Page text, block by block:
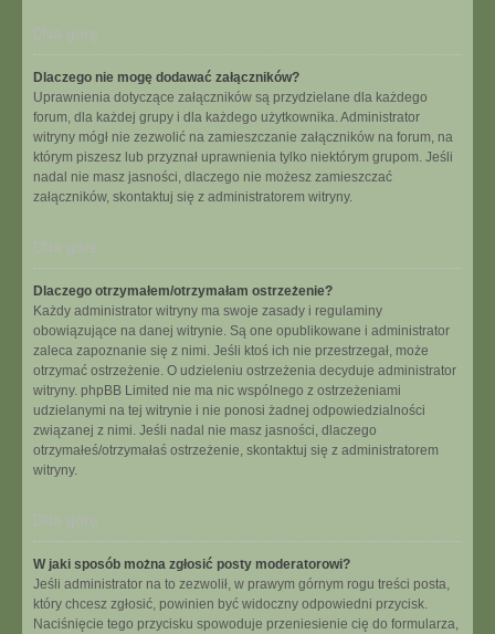
Na górę
Dlaczego nie mogę dodawać załączników?
Uprawnienia dotyczące załączników są przydzielane dla każdego
forum, dla każdej grupy i dla każdego użytkownika. Administrator
witryny mógł nie zezwolić na zamieszczanie załączników na forum, na
którym piszesz lub przyznał uprawnienia tylko niektórym grupom. Jeśli
nadal nie masz jasności, dlaczego nie możesz zamieszczać
załączników, skontaktuj się z administratorem witryny.
Na górę
Dlaczego otrzymałem/otrzymałam ostrzeżenie?
Każdy administrator witryny ma swoje zasady i regulaminy
obowiązujące na danej witrynie. Są one opublikowane i administrator
zaleca zapoznanie się z nimi. Jeśli ktoś ich nie przestrzegał, może
otrzymać ostrzeżenie. O udzieleniu ostrzeżenia decyduje administrator
witryny. phpBB Limited nie ma nic wspólnego z ostrzeżeniami
udzielanymi na tej witrynie i nie ponosi żadnej odpowiedzialności
związanej z nimi. Jeśli nadal nie masz jasności, dlaczego
otrzymałeś/otrzymałaś ostrzeżenie, skontaktuj się z administratorem
witryny.
Na górę
W jaki sposób można zgłosić posty moderatorowi?
Jeśli administrator na to zezwolił, w prawym górnym rogu treści posta,
który chcesz zgłosić, powinien być widoczny odpowiedni przycisk.
Naciśnięcie tego przycisku spowoduje przeniesienie cię do formularza,